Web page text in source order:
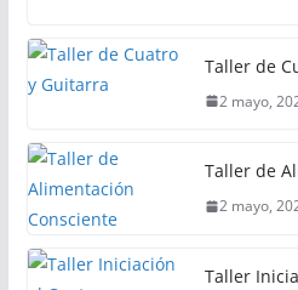
Taller de
2 mayo,
Taller de
2 mayo,
Taller